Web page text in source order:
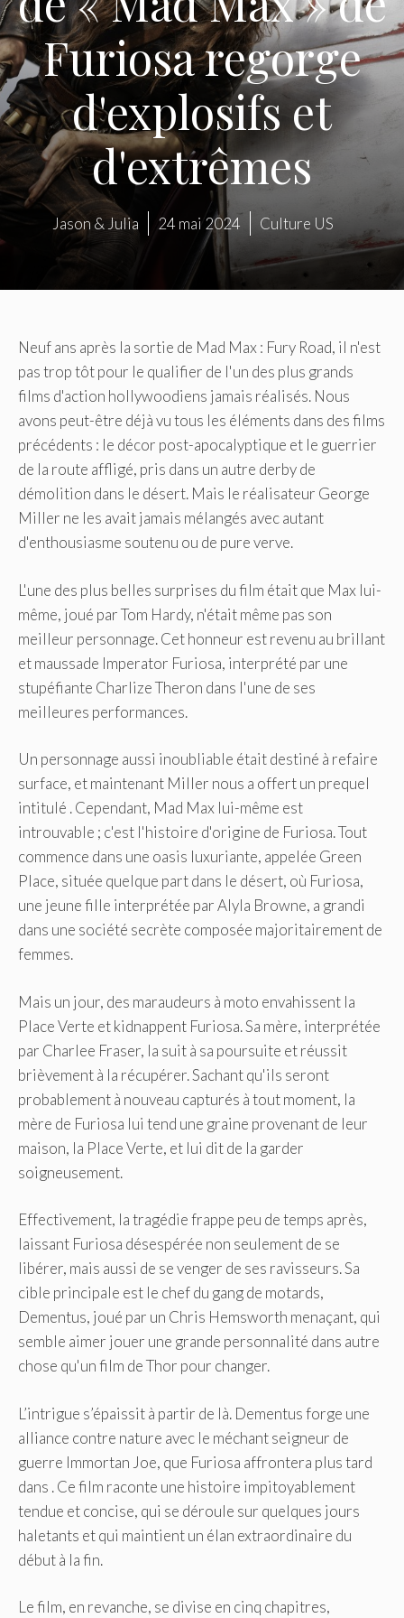
Furiosa regorge
d'explosifs et
d'extrêmes
Jason & Julia 24 mai 2024 Culture US
Neuf ans après la sortie de Mad Max : Fury Road, il n'est
pas trop tôt pour le qualifier de l'un des plus grands
films d'action hollywoodiens jamais réalisés. Nous
avons peut-être déjà vu tous les éléments dans des films
précédents : le décor post-apocalyptique et le guerrier
de la route affligé, pris dans un autre derby de
démolition dans le désert. Mais le réalisateur George
Miller ne les avait jamais mélangés avec autant
d'enthousiasme soutenu ou de pure verve.
L'une des plus belles surprises du film était que Max lui-
même, joué par Tom Hardy, n'était même pas son
meilleur personnage. Cet honneur est revenu au brillant
et maussade Imperator Furiosa, interprété par une
stupéfiante Charlize Theron dans l'une de ses
meilleures performances.
Un personnage aussi inoubliable était destiné à refaire
surface, et maintenant Miller nous a offert un prequel
intitulé . Cependant, Mad Max lui-même est
introuvable ; c'est l'histoire d'origine de Furiosa. Tout
commence dans une oasis luxuriante, appelée Green
Place, située quelque part dans le désert, où Furiosa,
une jeune fille interprétée par Alyla Browne, a grandi
dans une société secrète composée majoritairement de
femmes.
Mais un jour, des maraudeurs à moto envahissent la
Place Verte et kidnappent Furiosa. Sa mère, interprétée
par Charlee Fraser, la suit à sa poursuite et réussit
brièvement à la récupérer. Sachant qu'ils seront
probablement à nouveau capturés à tout moment, la
mère de Furiosa lui tend une graine provenant de leur
maison, la Place Verte, et lui dit de la garder
soigneusement.
Effectivement, la tragédie frappe peu de temps après,
laissant Furiosa désespérée non seulement de se
libérer, mais aussi de se venger de ses ravisseurs. Sa
cible principale est le chef du gang de motards,
Dementus, joué par un Chris Hemsworth menaçant, qui
semble aimer jouer une grande personnalité dans autre
chose qu'un film de Thor pour changer.
L’intrigue s’épaissit à partir de là. Dementus forge une
alliance contre nature avec le méchant seigneur de
guerre Immortan Joe, que Furiosa affrontera plus tard
dans . Ce film raconte une histoire impitoyablement
tendue et concise, qui se déroule sur quelques jours
haletants et qui maintient un élan extraordinaire du
début à la fin.
Le film, en revanche, se divise en cinq chapitres,